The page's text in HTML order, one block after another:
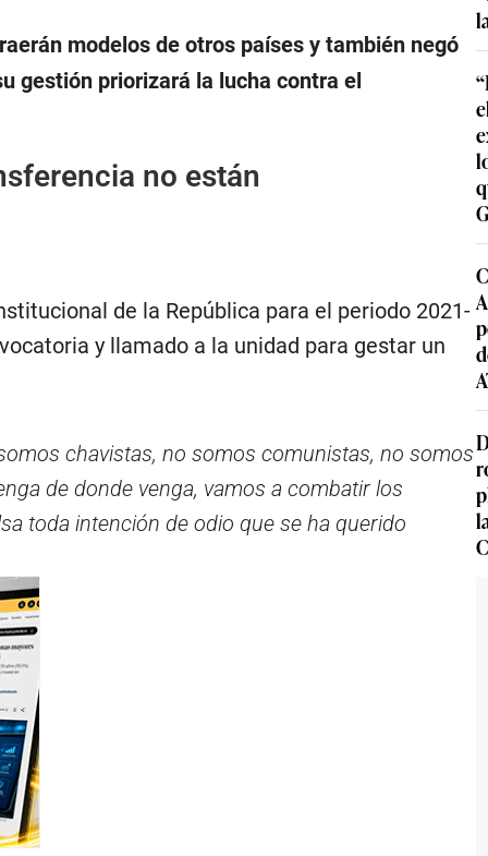
modelos de otros países y también negó
gestión priorizará la lucha contra el
no están
de la República para el periodo 2021-
y llamado a la unidad para gestar un
chavistas, no somos comunistas, no somos
de donde venga, vamos a combatir los
toda intención de odio que se ha querido